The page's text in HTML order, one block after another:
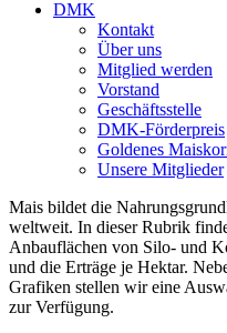
DMK
Kontakt
Über uns
Mitglied werden
Vorstand
Geschäftsstelle
DMK-Förderpreis
Goldenes
Unsere Mitglieder
Mais bildet die
weltweit. In dieser Rubrik
Anbauflächen von Silo- und
und die Erträge je Hektar.
Grafiken stellen wir eine
zur Verfügung.